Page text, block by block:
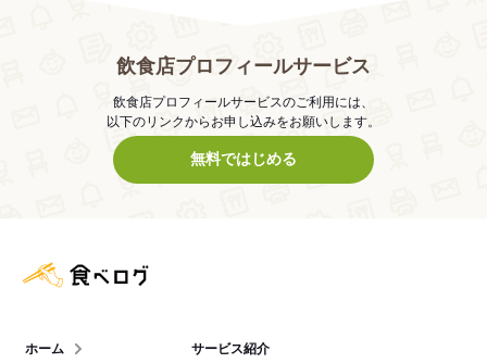
飲食店プロフィールサービス
飲食店プロフィールサービスのご利用には、
以下のリンクからお申し込みをお願いします。
無料ではじめる
ホーム サービス紹介